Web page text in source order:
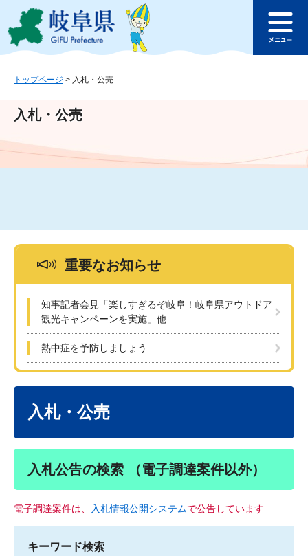
ジ
ュ
文
このページの本文へ
ュ
トップページ > 入札・公売
入札・公売
重要なお知らせ
知事記者会見「楽しすぎるぞ岐阜！岐阜県アウトドア
観光キャンペーンを実施」他
熱中症を予防しましょう
入札・公売
入札公告の検索 （電子調達案件以外）
電子調達案件は、 入札情報公開システムで公告しています
キーワード検索